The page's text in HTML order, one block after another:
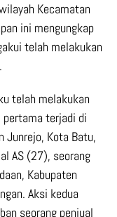
Kecamatan
ini mengungkap
telah melakukan
telah melakukan
pertama terjadi di
Junrejo, Kota Batu,
AS (27), seorang
Kabupaten
Aksi kedua
seorang penjual